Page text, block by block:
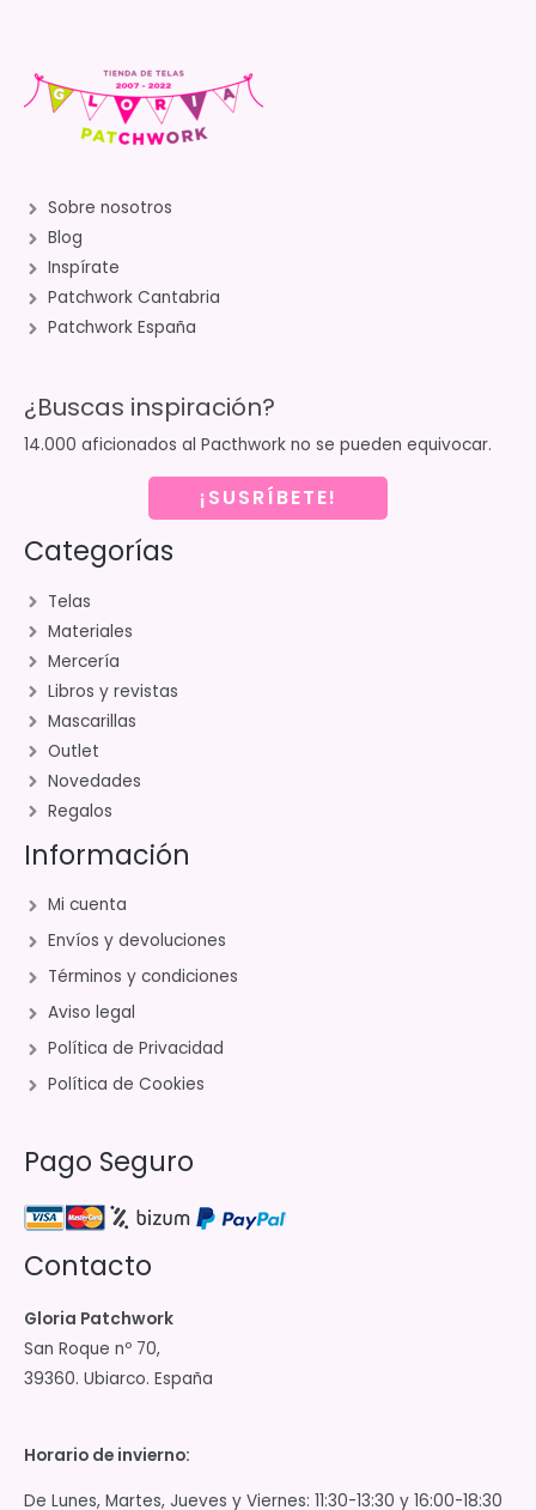
Sobre nosotros
Blog
Inspírate
Patchwork Cantabria
Patchwork España
¿Buscas inspiración?
14.000 aficionados al Pacthwork no se pueden equivocar.
¡SUSRÍBETE!
Categorías
Telas
Materiales
Mercería
Libros y revistas
Mascarillas
Outlet
Novedades
Regalos
Información
Mi cuenta
Envíos y devoluciones
Términos y condiciones
Aviso legal
Política de Privacidad
Política de Cookies
Pago Seguro
Contacto
Gloria Patchwork
San Roque nº 70,
39360. Ubiarco. España
Horario de invierno:
De Lunes, Martes, Jueves y Viernes: 11:30-13:30 y 16:00-18:30